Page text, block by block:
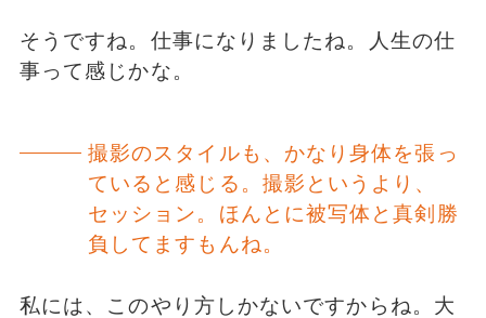
そうですね。仕事になりましたね。人生の仕
事って感じかな。
撮影のスタイルも、かなり身体を張っ
ていると感じる。撮影というより、
セッション。ほんとに被写体と真剣勝
負してますもんね。
私には、このやり方しかないですからね。大